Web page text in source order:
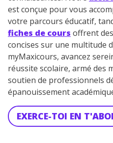
est conçue pour vous
votre parcours éducatif,
fiches de cours offrent
concises sur une multitude
myMaxicours, avancez
réussite scolaire, armé des
soutien de professionnels
épanouissement
EXERCE-TOI EN